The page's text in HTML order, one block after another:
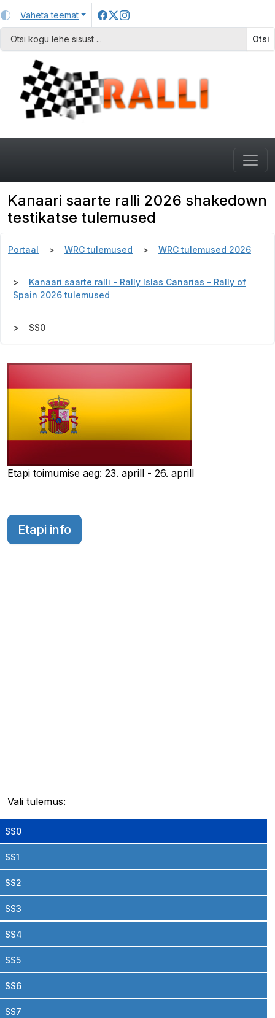
Vaheta teemat
Otsi
Kanaari saarte ralli 2026 shakedown
testikatse tulemused
Portaal WRC tulemused WRC tulemused 2026
Kanaari saarte ralli - Rally Islas Canarias - Rally of
Spain 2026 tulemused
SS0
Etapi toimumise aeg: 23. aprill - 26. aprill
Etapi info
Vali tulemus:
SS0
SS1
SS2
SS3
SS4
SS5
SS6
SS7